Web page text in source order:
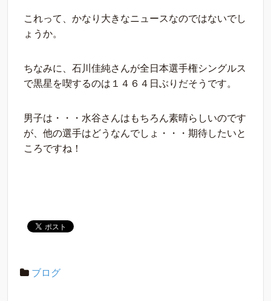
これって、かなり大きなニュースなのではないでし
ょうか。
ちなみに、石川佳純さんが全日本選手権シングルス
で黒星を喫するのは１４６４日ぶりだそうです。
男子は・・・水谷さんはもちろん素晴らしいのです
が、他の選手はどうなんでしょ・・・期待したいと
ころですね！
ブログ